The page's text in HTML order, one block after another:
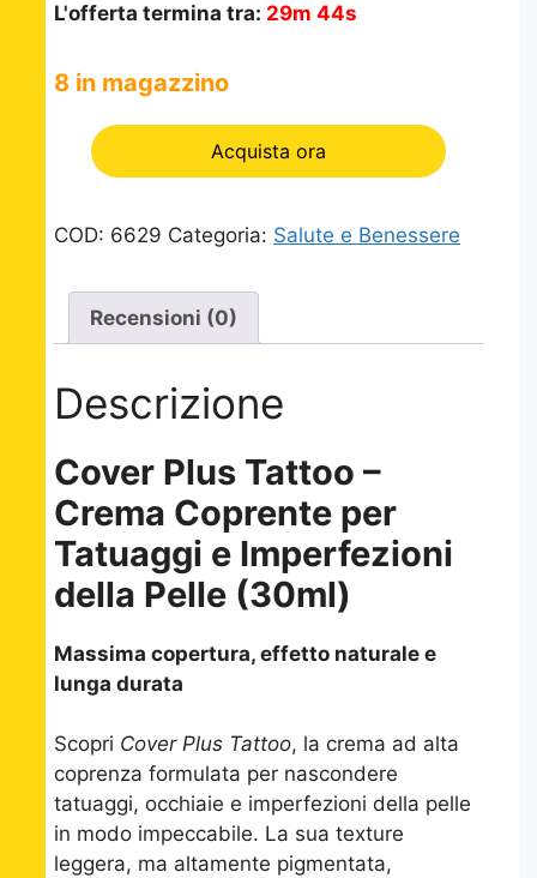
L'offerta termina tra: 29m 44s
8 in magazzino
Acquista ora
COD: 6629 Categoria: Salute e Benessere
Recensioni (0)
Descrizione
Cover Plus Tattoo –
Crema Coprente per
Tatuaggi e Imperfezioni
della Pelle (30ml)
Massima copertura, effetto naturale e
lunga durata
Scopri Cover Plus Tattoo, la crema ad alta
coprenza formulata per nascondere
tatuaggi, occhiaie e imperfezioni della pelle
in modo impeccabile. La sua texture
leggera, ma altamente pigmentata,